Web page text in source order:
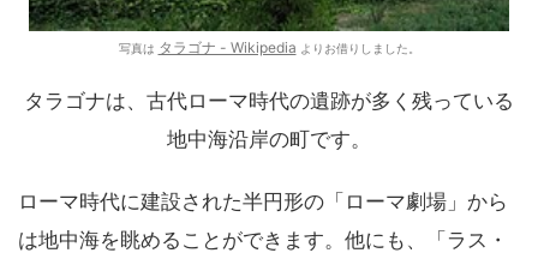
写真は タラゴナ - Wikipedia よりお借りしました。
タラゴナは、古代ローマ時代の遺跡が多く残っている
地中海沿岸の町です。
ローマ時代に建設された半円形の「ローマ劇場」から
は地中海を眺めることができます。他にも、「ラス・